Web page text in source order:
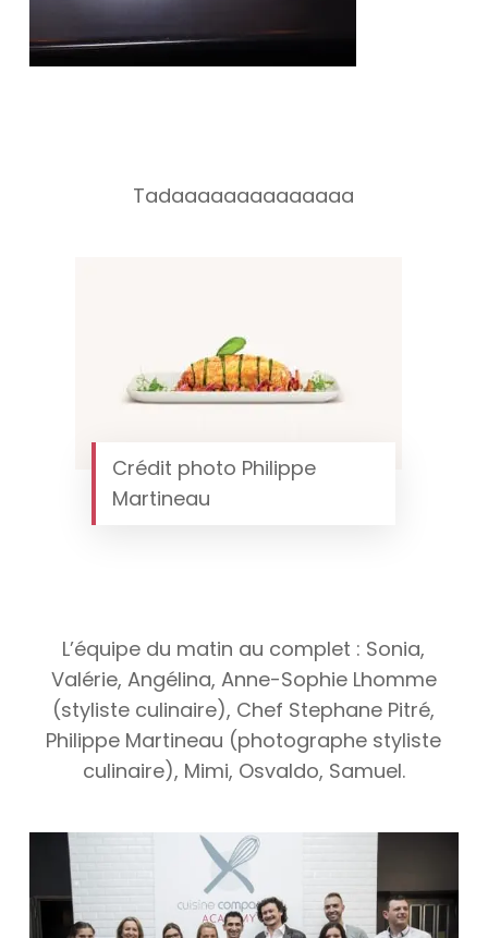
Tadaaaaaaaaaaaaaa
Crédit photo Philippe
Martineau
L’équipe du matin au complet : Sonia,
Valérie, Angélina, Anne-Sophie Lhomme
(styliste culinaire), Chef Stephane Pitré,
Philippe Martineau (photographe styliste
culinaire), Mimi, Osvaldo, Samuel.